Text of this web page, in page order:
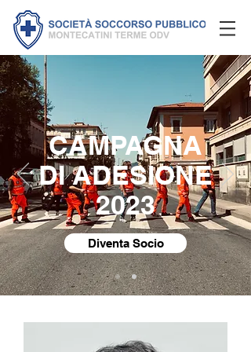
CAMPAGNA
DI ADESIONE
2023
Diventa Socio